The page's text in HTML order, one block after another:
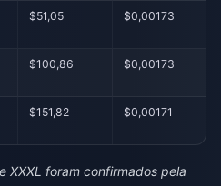
$51,05 $0,00173
$100,86 $0,00173
$151,82 $0,00171
XXXL foram confirmados pela